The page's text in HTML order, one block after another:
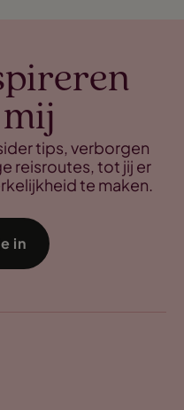
tips, verborgen
reisroutes, tot jij er
te maken.
in